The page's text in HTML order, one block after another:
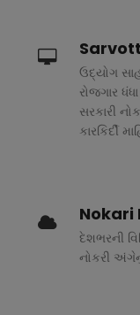
ઉદ્યોગ
રોજગાર
સરકારી
કારકિર્દી
Nokari
દેશભરની
નોકરી